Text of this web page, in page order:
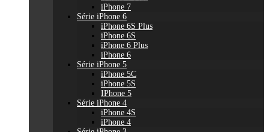
iPhone 7
Série iPhone 6
iPhone 6S Plus
iPhone 6S
iPhone 6 Plus
iPhone 6
Série iPhone 5
iPhone 5C
iPhone 5S
IPhone 5
Série iPhone 4
iPhone 4S
iPhone 4